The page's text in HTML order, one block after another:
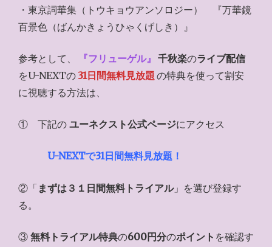
・東京詞華集（トウキョウアンソロジー） 『万華鏡
百景色（ばんかきょうひゃくげしき）』
参考として、 『フリューゲル』 千秋楽のライブ配信
をU-NEXTの 31日間無料見放題 の特典を使って割安
に視聴する方法は、
① 下記の ユーネクスト公式ページにアクセス
U-NEXTで31日間無料見放題！
②「 まずは３１日間無料トライアル」を選び登録す
る。
③ 無料トライアル特典の600円分のポイント を確認す